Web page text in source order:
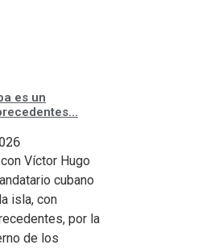
es un
Víctor Hugo
cubano
isla, con
por la
de los